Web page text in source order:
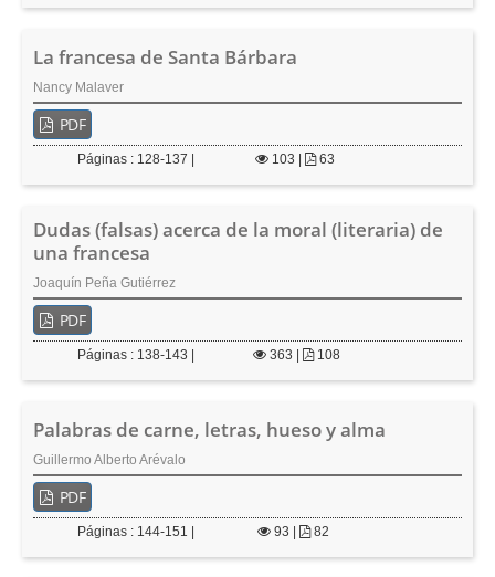
La francesa de Santa Bárbara
Nancy Malaver
PDF
Páginas : 128-137 | 103 | 63
Dudas (falsas) acerca de la moral (literaria) de
una francesa
Joaquín Peña Gutiérrez
PDF
Páginas : 138-143 | 363 | 108
Palabras de carne, letras, hueso y alma
Guillermo Alberto Arévalo
PDF
Páginas : 144-151 | 93 | 82